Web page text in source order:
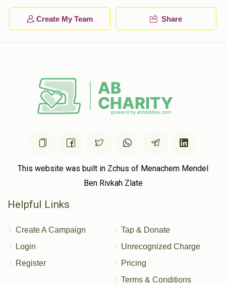
Create My Team Share
This website was built in Zchus of Menachem Mendel
Ben Rivkah Zlate
Helpful Links
Create A Campaign
Login
Register
Tap & Donate
Unrecognized Charge
Pricing
Terms & Conditions